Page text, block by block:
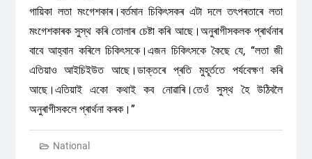
গায়িকা লতা মংগেশকাৰ।বৰ্তমান চিকিৎ‍সকৰ এটা দলে তৎপৰতাৰে লতা
মংগেশকাৰক সুস্থ কৰি তোলাৰ চেষ্টা কৰি আছে।অনুৰাগীসকলক প্ৰাৰ্থনাৰ
বাবে আহ্বান কৰিলে চিকিৎসকে।এজন চিকিৎ‍সকে কৈছে যে, “লতা জী
এতিয়াও আইচিইউত আছে।ডাক্তৰে প্ৰতি মুহূৰ্ততে পৰ্যবেক্ষণ কৰি
আছে।এতিয়াই একো কথাই কব নোৱাৰি।তেওঁ সুস্থ হৈ উঠিবলৈ
অনুৰাগীসকলে প্ৰাৰ্থনা কৰক।”
National